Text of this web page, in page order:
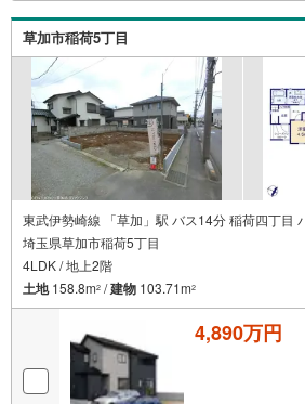
草加市稲荷5丁目
東武伊勢崎線 「草加」駅 バス14分 稲荷四丁目
埼玉県草加市稲荷5丁目
4LDK / 地上2階
土地158.8m2 /建物 103.71m2
4,890万円